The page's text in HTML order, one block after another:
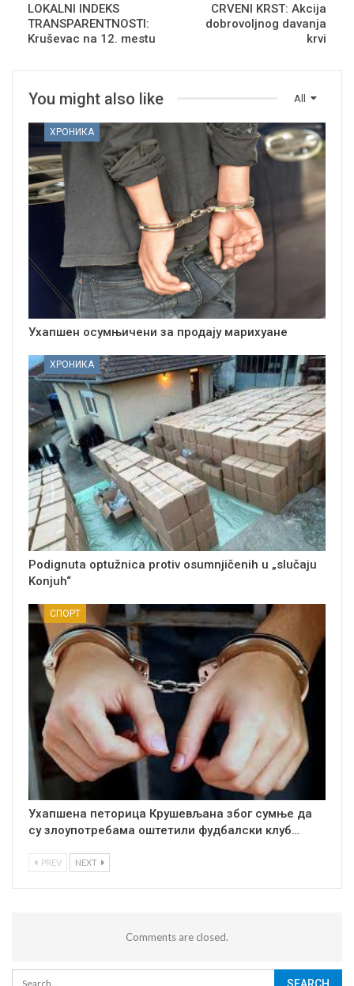
LOKALNI INDEKS
TRANSPARENTNOSTI:
Kruševac na 12. mestu
CRVENI KRST: Akcija
dobrovoljnog davanja
krvi
All
You might also like
ХРОНИКА
Ухапшен осумњичени за продају марихуане
ХРОНИКА
Podignuta optužnica protiv osumnjičenih u „slučaju
Konjuh“
СПОРТ
Ухапшена петорица Крушевљана због сумње да
су злоупотребама оштетили фудбалски клуб…
PREV NEXT
Comments are closed.